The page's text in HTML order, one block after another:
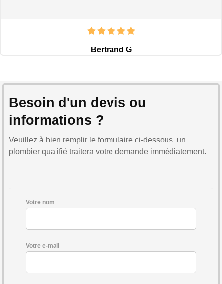
Bertrand G
Besoin d'un devis ou
informations ?
Veuillez à bien remplir le formulaire ci-dessous, un
plombier qualifié traitera votre demande immédiatement.
Votre nom
Votre e-mail